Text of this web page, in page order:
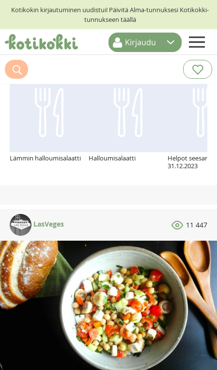
Kotikokin kirjautuminen uudistui! Päivitä Alma-tunnuksesi Kotikokki-
tunnukseen täällä
ETUSIVU
RESEPTIHAKU
Kirjaudu
Suosittelemme myös
Lämmin halloumisalaatti Halloumisalaatti
Helpot
31.12.2023
LasVeges 11 447